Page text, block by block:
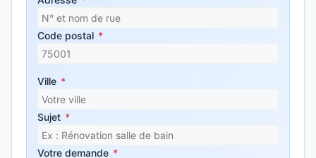
Code postal *
Ville *
Sujet *
Votre demande *